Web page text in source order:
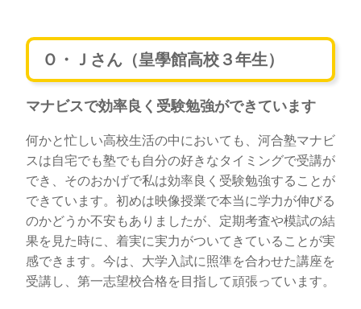
Ｏ・Ｊさん（皇學館高校３年生）
マナビスで効率良く受験勉強ができています
何かと忙しい高校生活の中においても、河合塾マナビ
スは自宅でも塾でも自分の好きなタイミングで受講が
でき、そのおかげで私は効率良く受験勉強することが
できています。初めは映像授業で本当に学力が伸びる
のかどうか不安もありましたが、定期考査や模試の結
果を見た時に、着実に実力がついてきていることが実
感できます。今は、大学入試に照準を合わせた講座を
受講し、第一志望校合格を目指して頑張っています。